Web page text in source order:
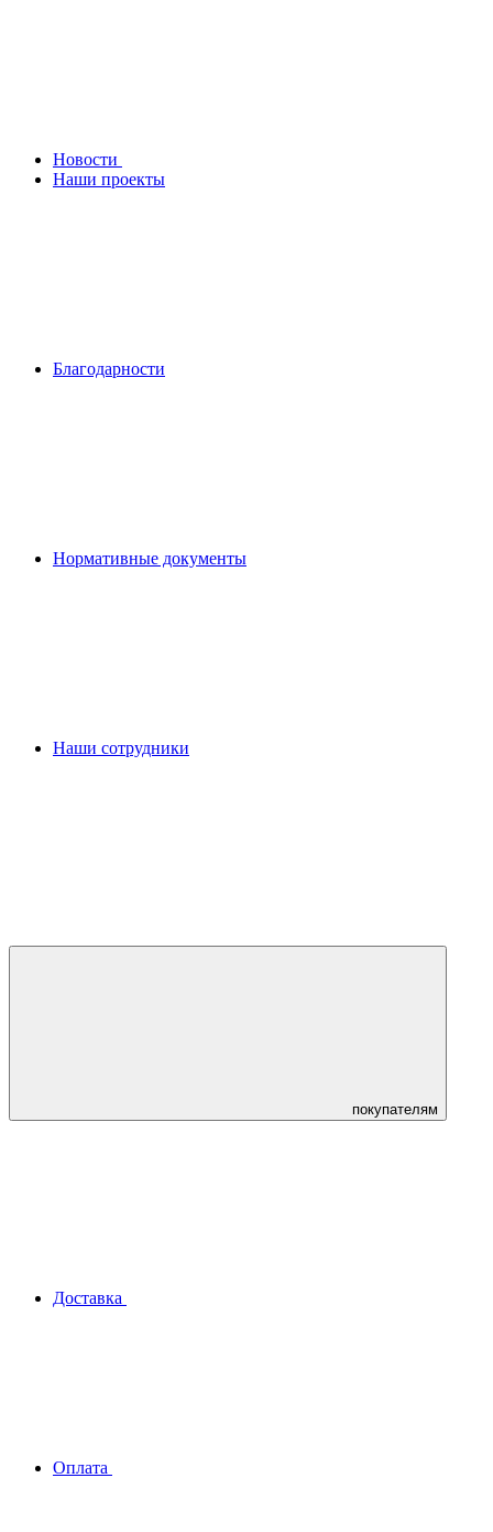
Новости
Наши проекты
Благодарности
Нормативные документы
Наши сотрудники
покупателям
Доставка
Оплата